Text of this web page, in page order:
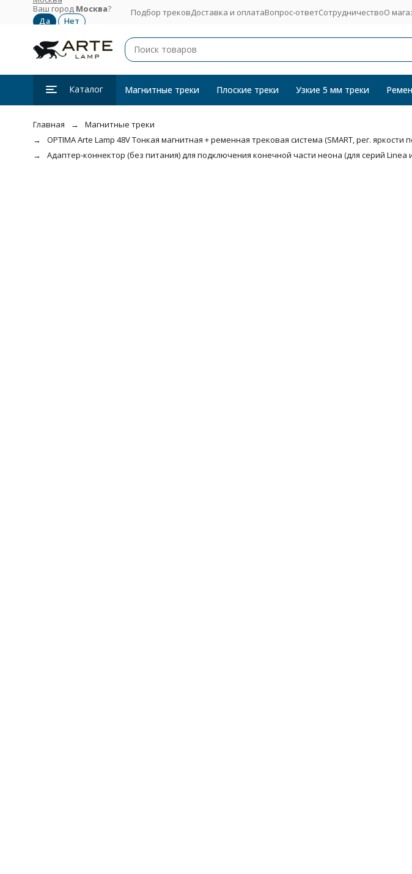
Ваш город Москва? Подбор трековДоставка и оплатаВопрос-ответСотрудничествоО
Каталог Магнитные треки Плоские треки Узкие 5 мм треки
Главная
Магнитные треки
OPTIMA Arte Lamp 48V Тонкая магнитная + ременная трековая система (SMART, рег. яркости
Адаптер-коннектор (без питания) для подключения конечной части неона (для серий Linea и